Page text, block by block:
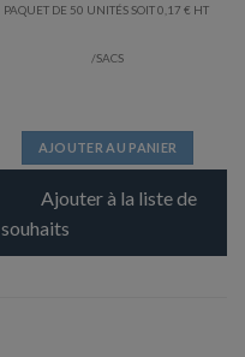
PAQUET DE 50 UNITÉS SOIT0,17 €
/SACS
AJOUTER AU PANIER
Ajouter à la liste de
souhaits